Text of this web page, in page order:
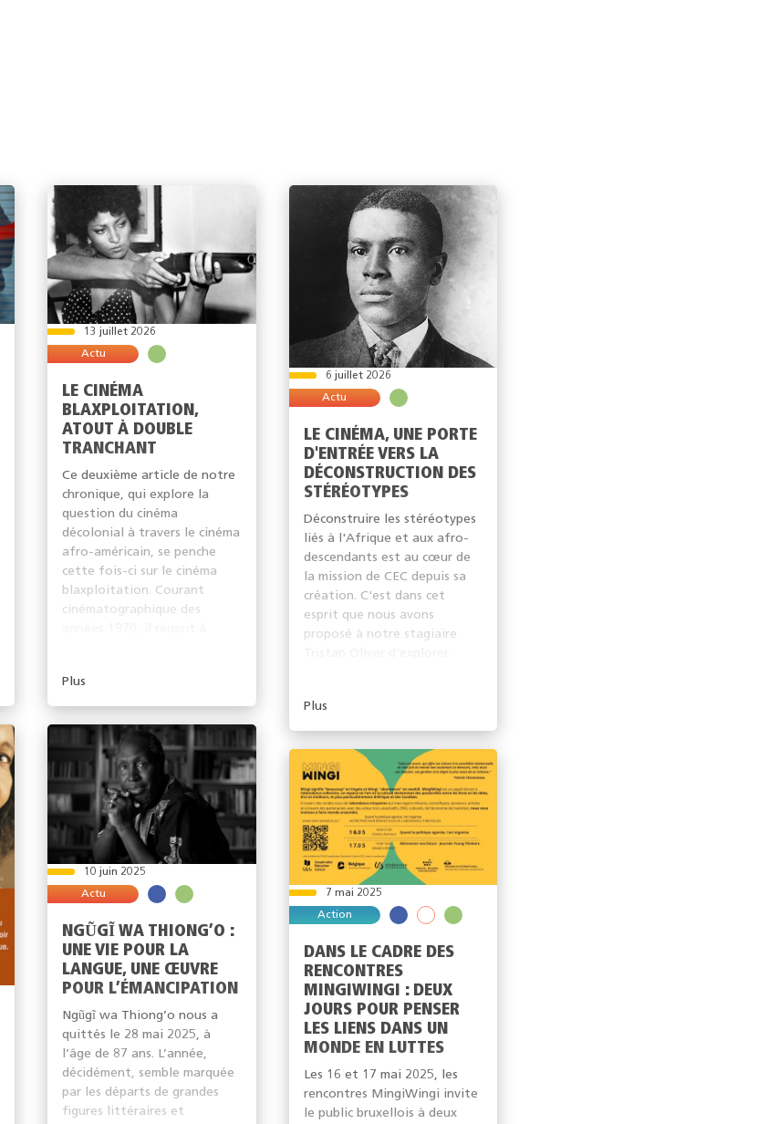
13 juillet 2026
Actu
LE CINÉMA
BLAXPLOITATION,
ATOUT À DOUBLE
TRANCHANT
Ce deuxième article de notre
chronique, qui explore la
question du cinéma
décolonial à travers le cinéma
afro-américain, se penche
cette fois-ci sur le cinéma
blaxploitation. Courant
cinématographique des
Plus
6 juillet 2026
Actu
LE CINÉMA, UNE PORTE
D'ENTRÉE VERS LA
DÉCONSTRUCTION DES
STÉRÉOTYPES
Déconstruire les stéréotypes
liés à l'Afrique et aux afro-
descendants est au cœur de
la mission de CEC depuis sa
création. C'est dans cet
esprit que nous avons
proposé à notre stagiaire
Plus
10 juin 2025
Actu
NGŨGĨ WA THIONG’O :
UNE VIE POUR LA
LANGUE, UNE ŒUVRE
POUR L’ÉMANCIPATION
Ngũgĩ wa Thiong’o nous a
quittés le 28 mai 2025, à
l’âge de 87 ans. L’année,
décidément, semble marquée
par les départs de grandes
figures littéraires et
7 mai 2025
Action
DANS LE CADRE DES
RENCONTRES
MINGIWINGI : DEUX
JOURS POUR PENSER
LES LIENS DANS UN
MONDE EN LUTTES
Les 16 et 17 mai 2025, les
rencontres MingiWingi invite
le public bruxellois à deux